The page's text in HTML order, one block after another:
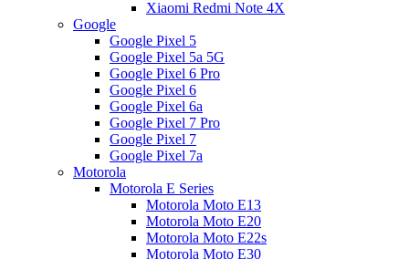
Xiaomi Redmi Note 4X
Google
Google Pixel 5
Google Pixel 5a 5G
Google Pixel 6 Pro
Google Pixel 6
Google Pixel 6a
Google Pixel 7 Pro
Google Pixel 7
Google Pixel 7a
Motorola
Motorola E Series
Motorola Moto E13
Motorola Moto E20
Motorola Moto E22s
Motorola Moto E30